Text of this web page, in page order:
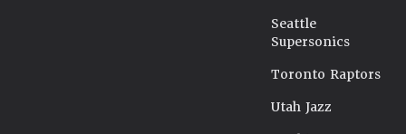
Seattle
Supersonics
Toronto Raptors
Utah Jazz